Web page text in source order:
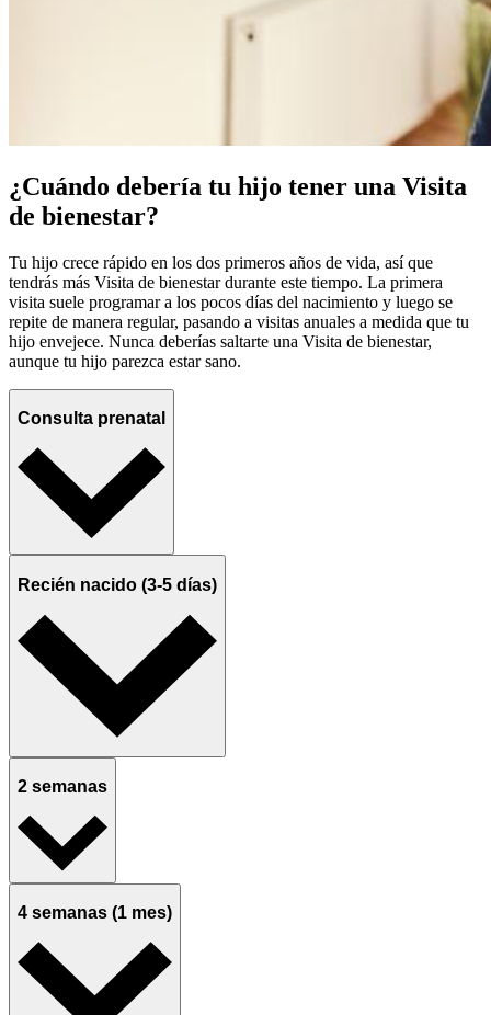
¿Cuándo debería tu hijo tener una Visita
de bienestar?
Tu hijo crece rápido en los dos primeros años de vida, así que
tendrás más Visita de bienestar durante este tiempo. La primera
visita suele programar a los pocos días del nacimiento y luego se
repite de manera regular, pasando a visitas anuales a medida que tu
hijo envejece. Nunca deberías saltarte una Visita de bienestar,
aunque tu hijo parezca estar sano.
Consulta prenatal
Recién nacido (3-5 días)
2 semanas
4 semanas (1 mes)